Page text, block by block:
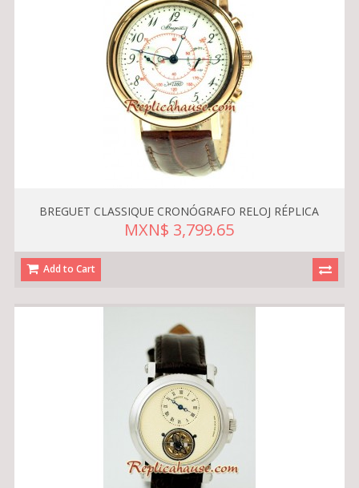
BREGUET CLASSIQUE CRONÓGRAFO RELOJ RÉPLICA
MXN$ 3,799.65
Add to Cart